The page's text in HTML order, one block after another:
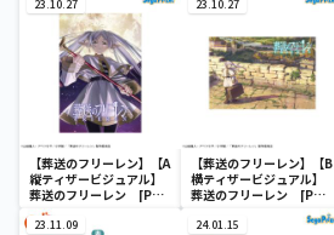
23.10.27
【葬送のフリーレン】【A
縦ティザービジュアル】
葬送のフリーレン [PM]
アートクッションVol.1
23.10.27
【葬送のフリーレン】【B
横ティザービジュアル】
葬送のフリーレン [PM]
アートクッションVol.1
23.11.09 24.01.15